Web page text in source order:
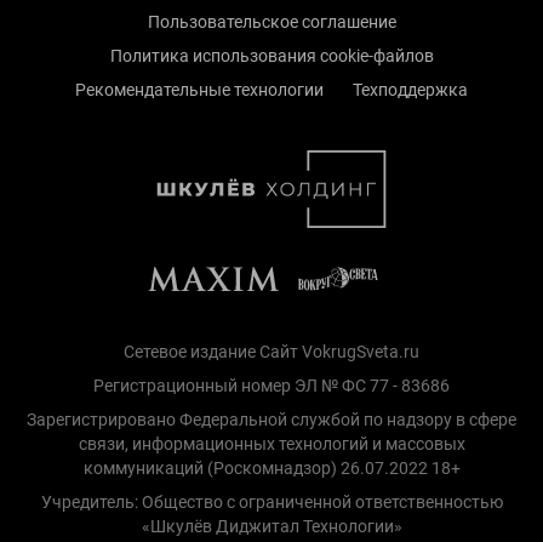
Пользовательское соглашение
Политика использования cookie-файлов
Рекомендательные технологии
Техподдержка
Сетевое издание Сайт VokrugSveta.ru
Регистрационный номер ЭЛ № ФС 77 - 83686
Зарегистрировано Федеральной службой по надзору в сфере
связи, информационных технологий и массовых
коммуникаций (Роскомнадзор) 26.07.2022 18+
Учредитель: Общество с ограниченной ответственностью
«Шкулёв Диджитал Технологии»